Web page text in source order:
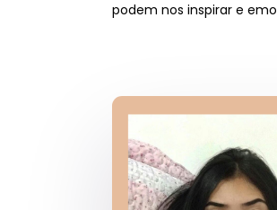
podem nos inspirar e